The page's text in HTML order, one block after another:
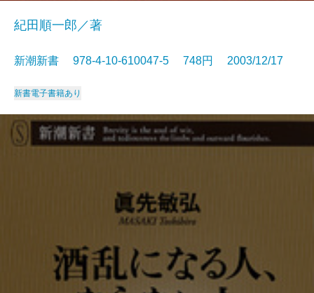
紀田順一郎／著
新潮新書 978-4-10-610047-5 748円 2003/12/17
新書電子書籍あり